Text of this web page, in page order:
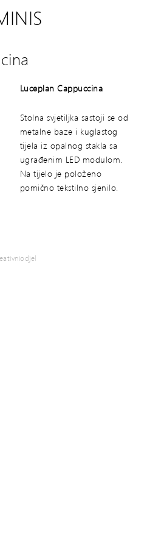
Luceplan Cappuccina
Stolna svjetiljka sastoji se od
metalne baze i kuglastog
tijela iz opalnog stakla sa
ugrađenim LED modulom.
Na tijelo je položeno
pomično tekstilno sjenilo.